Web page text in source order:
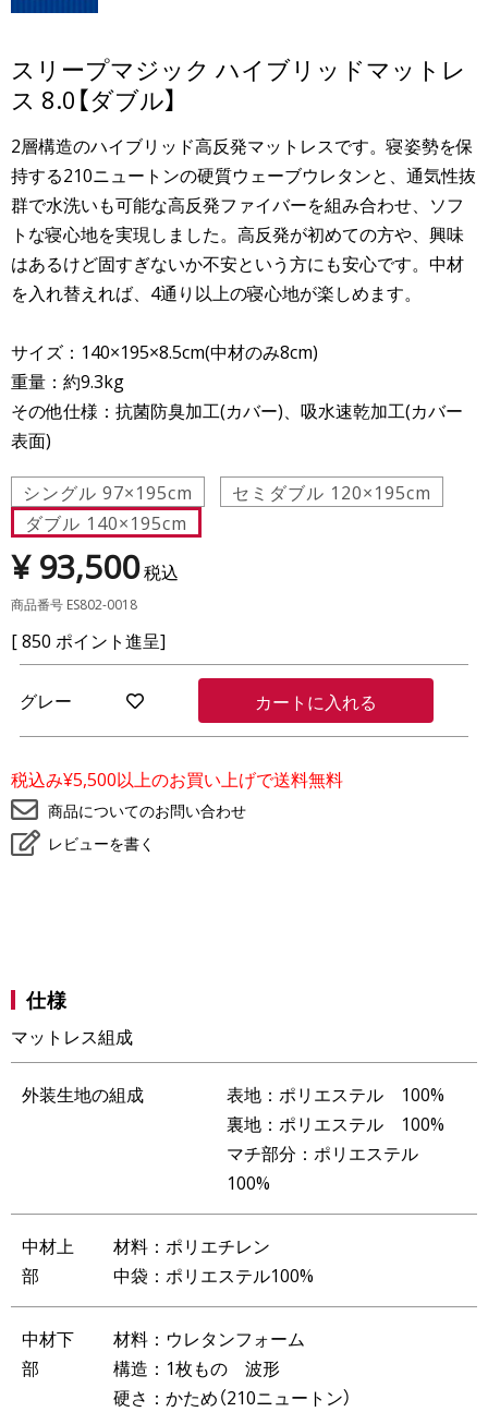
スリープマジック ハイブリッドマットレ
ス 8.0【ダブル】
2層構造のハイブリッド高反発マットレスです。寝姿勢を保
持する210ニュートンの硬質ウェーブウレタンと、通気性抜
群で水洗いも可能な高反発ファイバーを組み合わせ、ソフ
トな寝心地を実現しました。高反発が初めての方や、興味
はあるけど固すぎないか不安という方にも安心です。中材
を入れ替えれば、4通り以上の寝心地が楽しめます。
サイズ：140×195×8.5cm(中材のみ8cm)
重量：約9.3kg
その他仕様：抗菌防臭加工(カバー)、吸水速乾加工(カバー
表面)
シングル 97×195cm
セミダブル 120×195cm
ダブル 140×195cm
¥ 93,500税込
商品番号 ES802-0018
[850 ポイント進呈]
グレー
気
入
り
に
登
録
カートに入れる
税込み¥5,500以上のお買い上げで送料無料
商品についてのお問い合わせ
レビューを書く
仕様
マットレス組成
外装生地の組成
表地：ポリエステル 100%
裏地：ポリエステル 100%
マチ部分：ポリエステル
100%
中材上
部
材料：ポリエチレン
中袋：ポリエステル100%
中材下
部
材料：ウレタンフォーム
構造：1枚もの 波形
硬さ：かため（210ニュートン）